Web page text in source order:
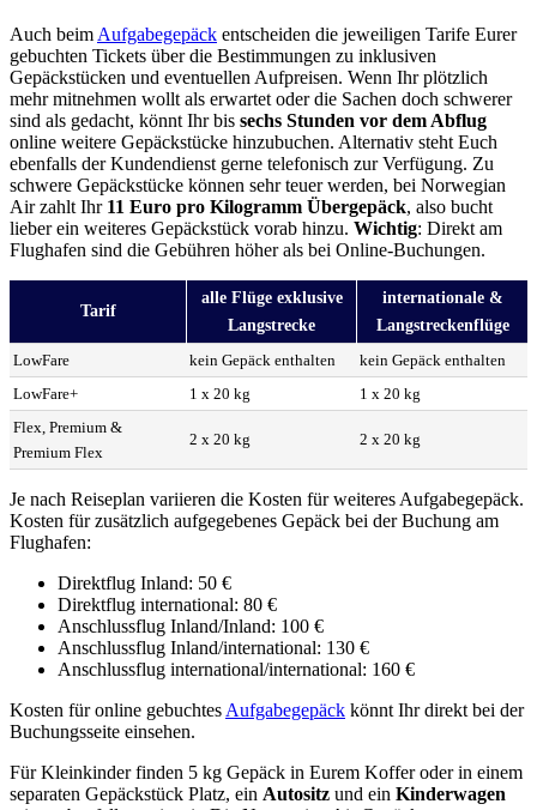
Auch beim Aufgabegepäck entscheiden die jeweiligen Tarife Eurer
gebuchten Tickets über die Bestimmungen zu inklusiven
Gepäckstücken und eventuellen Aufpreisen. Wenn Ihr plötzlich
mehr mitnehmen wollt als erwartet oder die Sachen doch schwerer
sind als gedacht, könnt Ihr bis sechs Stunden vor dem Abflug
online weitere Gepäckstücke hinzubuchen. Alternativ steht Euch
ebenfalls der Kundendienst gerne telefonisch zur Verfügung. Zu
schwere Gepäckstücke können sehr teuer werden, bei Norwegian
Air zahlt Ihr 11 Euro pro Kilogramm Übergepäck, also bucht
lieber ein weiteres Gepäckstück vorab hinzu. Wichtig: Direkt am
Flughafen sind die Gebühren höher als bei Online-Buchungen.
Tarif
alle Flüge exklusive
Langstrecke
internationale &
Langstreckenflüge
LowFare
kein Gepäck enthalten
kein Gepäck enthalten
LowFare+
1 x 20 kg
1 x 20 kg
Flex, Premium &
Premium Flex
2 x 20 kg 2 x 20 kg
Je nach Reiseplan variieren die Kosten für weiteres Aufgabegepäck.
Kosten für zusätzlich aufgegebenes Gepäck bei der Buchung am
Flughafen:
Direktflug Inland: 50 €
Direktflug international: 80 €
Anschlussflug Inland/Inland: 100 €
Anschlussflug Inland/international: 130 €
Anschlussflug international/international: 160 €
Kosten für online gebuchtes Aufgabegepäck könnt Ihr direkt bei der
Buchungsseite einsehen.
Für Kleinkinder finden 5 kg Gepäck in Eurem Koffer oder in einem
separaten Gepäckstück Platz, ein Autositz und ein Kinderwagen